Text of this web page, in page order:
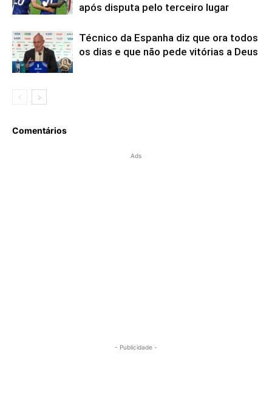
após disputa pelo terceiro lugar
Técnico da Espanha diz que ora todos
os dias e que não pede vitórias a Deus
Comentários
Ads
- Publicidade -